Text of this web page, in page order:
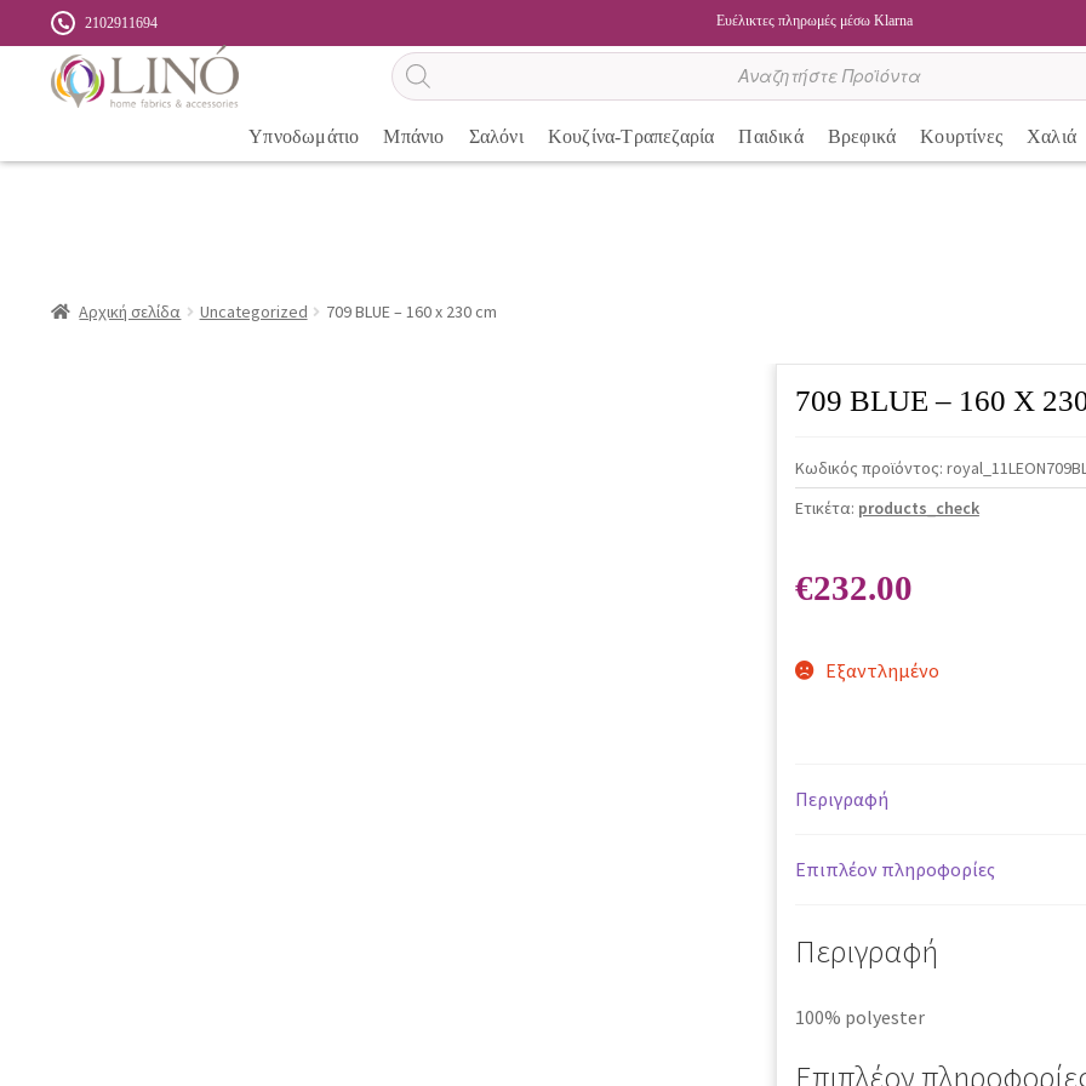
2102911694 Ευέλικτες πληρωμές μέσω Klarna
Αναζήτηση
προϊόντων
Υπνοδωμάτιο Μπάνιο Σαλόνι Κουζίνα-Τραπεζαρία Παιδικά Βρεφικά Κουρτίνες Χαλιά
Αρχική σελίδα Uncategorized 709 BLUE – 160 x 230 cm
709 BLUE – 160 X
Κωδικός προϊόντος:
Ετικέτα: products_check
€232.00
Εξαντλημένο
Περιγραφή
Επιπλέον πληροφορίες
Περιγραφή
100% polyester
Επιπλέον